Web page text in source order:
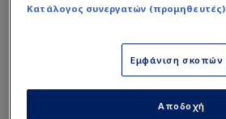
Κατάλογος συνεργατών (προμηθευτές)
Εμφάνιση σκοπών
Αποδοχή